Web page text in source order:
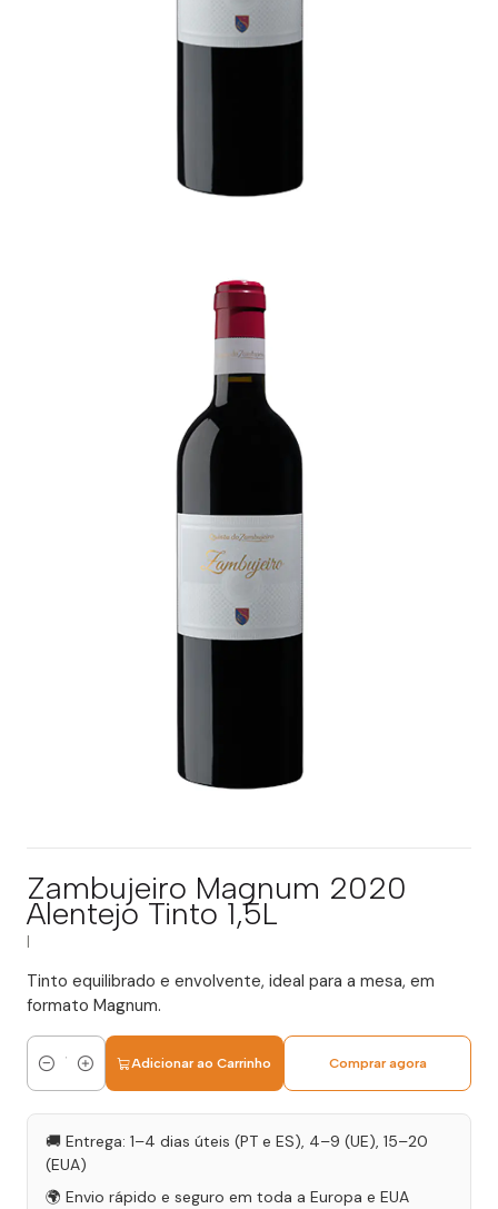
Zambujeiro Magnum 2020
Alentejo Tinto 1,5L
Tinto equilibrado e envolvente, ideal para a mesa, em
formato Magnum.
Quantidade
Adicionar ao Carrinho Comprar agora
🚚 Entrega: 1–4 dias úteis (PT e ES), 4–9 (UE), 15–20
(EUA)
🌍 Envio rápido e seguro em toda a Europa e EUA